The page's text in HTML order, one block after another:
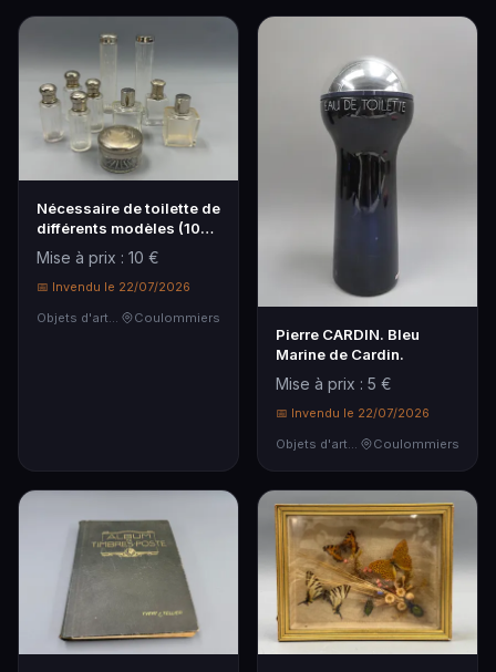
Nécessaire de toilette de
différents modèles (10
pièces)
Mise à prix : 10 €
📅 Invendu le 22/07/2026
Objets d'art & Curiosités
Coulommiers
Pierre CARDIN. Bleu
Marine de Cardin.
Mise à prix : 5 €
📅 Invendu le 22/07/2026
Coulommiers